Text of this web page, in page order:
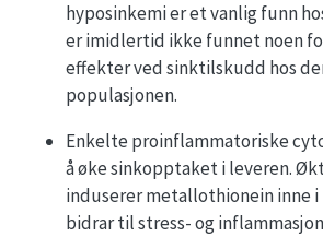
hyposinkemi er et vanlig funn
er imidlertid ikke funnet noen
effekter ved sinktilskudd hos
populasjonen.
Enkelte proinflammatoriske
å øke sinkopptaket i leveren.
induserer metallothionein inne i
bidrar til stress- og